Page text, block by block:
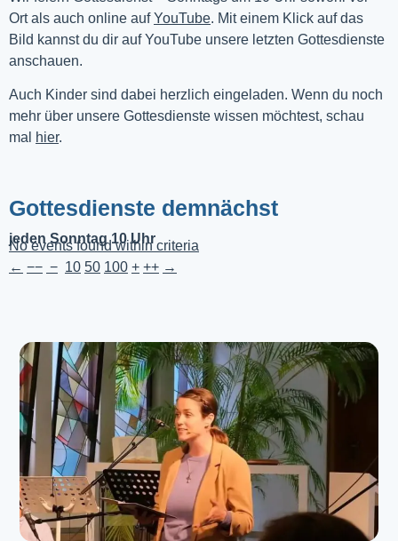
Ort als auch online auf YouTube. Mit einem Klick auf das
Bild kannst du dir auf YouTube unsere letzten Gottesdienste
anschauen.
Auch Kinder sind dabei herzlich eingeladen. Wenn du noch
mehr über unsere Gottesdienste wissen möchtest, schau
mal
hier.
Gottesdienste demnächst
jeden Sonntag 10 Uhr
No events found within criteria
← −− − 10 50 100 + ++ →